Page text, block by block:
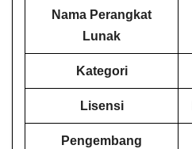
Nama Perangkat
Lunak
Kategori
Lisensi
Pengembang